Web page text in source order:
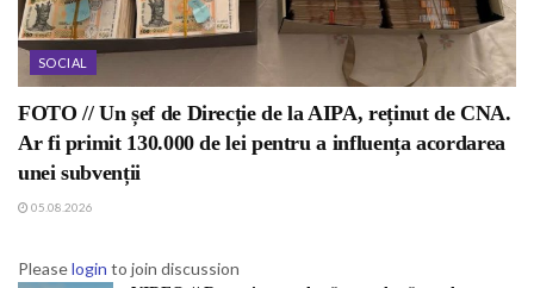
SOCIAL
FOTO // Un șef de Direcție de la AIPA, reținut de CNA.
Ar fi primit 130.000 de lei pentru a influența acordarea
unei subvenții
05.08.2026
Pleaselogin to join discussion